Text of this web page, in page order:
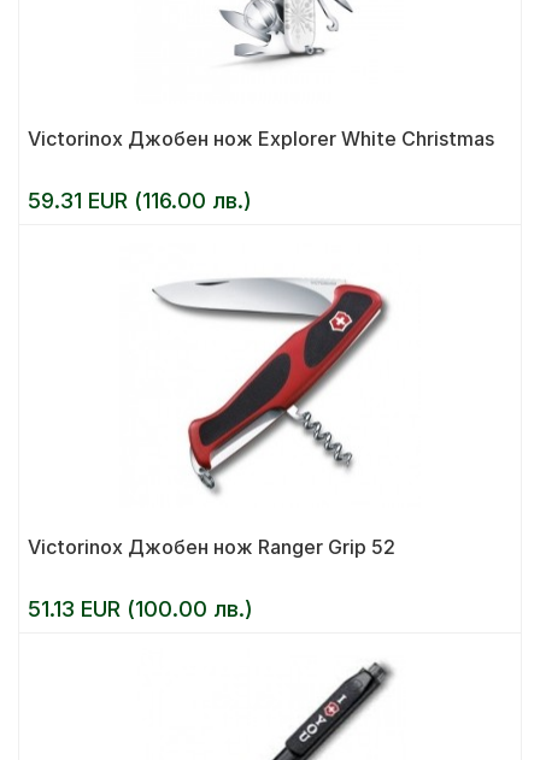
Victorinox Джобен нож Explorer White Christmas
59.31 EUR (116.00 лв.)
Victorinox Джобен нож Ranger Grip 52
51.13 EUR (100.00 лв.)